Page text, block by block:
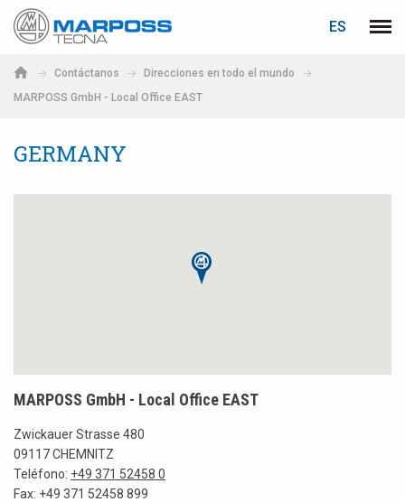
Marposs
ES
Menú
Contáctanos
Direcciones en todo el mundo
MARPOSS GmbH - Local Office EAST
GERMANY
MARPOSS GmbH - Local Office EAST
Zwickauer Strasse 480
09117 CHEMNITZ
Teléfono: +49 371 52458 0
Fax: +49 371 52458 899
Deutsch
日本語 (Japanese)
ACCEDER RECUPERACIÓN DE CONTRASEÑA